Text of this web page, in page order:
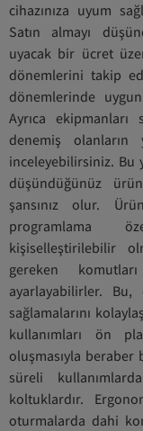
cihazınıza uyum
Satın almayı
uyacak bir ücret
dönemlerini takip
dönemlerinde
Ayrıca
denemiş
inceleyebilirsiniz. Bu
düşündüğünüz
şansınız olur.
programlama
kişiselleştirilebilir
gereken
ayarlayabilirler. Bu,
sağlamalarını
kullanımları ön
oluşmasıyla
süreli
koltuklardır.
oturmalarda dahi